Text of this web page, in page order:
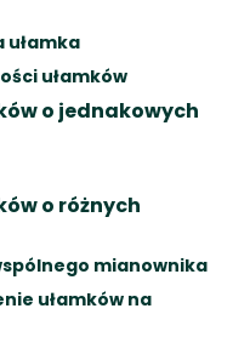
ułamka
ułamków
o jednakowych
o różnych
mianownika
ułamków na